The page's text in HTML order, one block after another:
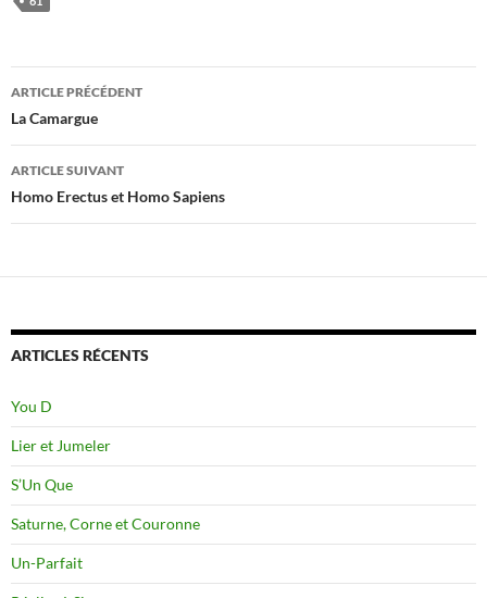
Navigation
des
articles
ARTICLE PRÉCÉDENT
La Camargue
ARTICLE SUIVANT
Homo Erectus et Homo Sapiens
ARTICLES RÉCENTS
You D
Lier et Jumeler
S’Un Que
Saturne, Corne et Couronne
Un-Parfait